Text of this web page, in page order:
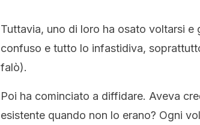
Tuttavia, uno di loro ha osato voltarsi e
confuso e tutto lo infastidiva,
falò).
Poi ha cominciato a diffidare. Aveva
esistente quando non lo erano? Ogni